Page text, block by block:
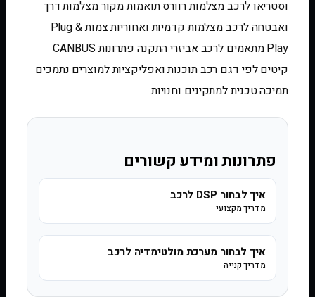
וסטריאו לרכב מצלמות רוורס תואמות מקור מצלמות דרך
ואבטחה לרכב מצלמות קדמיות ואחוריות צמות Plug &
Play מתאמים לרכב אביזרי התקנה פתרונות CANBUS
קיטים לפי דגם רכב תוכנות ואפליקציות למוצרים נתמכים
תמיכה טכנית למתקינים וחנויות
פתרונות ומידע קשורים
איך לבחור DSP לרכב
מדריך מקצועי
איך לבחור מערכת מולטימדיה לרכב
מדריך קנייה